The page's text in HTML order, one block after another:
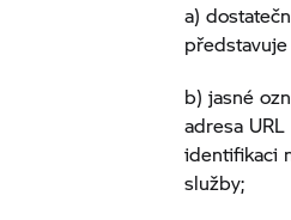
a)
b) jasné
adresa
identifikaci
služby;